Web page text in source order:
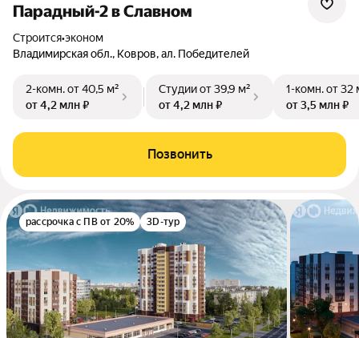
Парадный-2 в Славном
Строится•эконом
Владимирская обл., Ковров, ал. Победителей
2-комн.от 40,5 м²
от 4,2 млн ₽
Студииот 39,9 м²
от 4,2 млн ₽
1-комн.от 32
от 3,5 млн ₽
Позвонить
рассрочка с ПВ от 20% 3D-тур